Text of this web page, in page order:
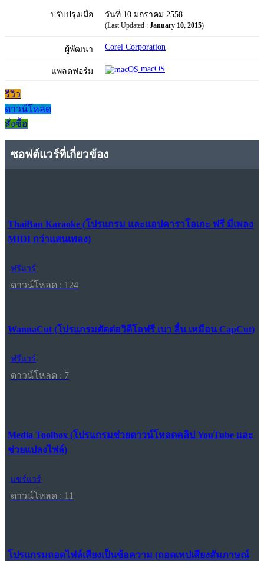
ปรับปรุงเมื่อ วันที่ 10 มกราคม 2558
(Last Updated : January 10, 2015)
ผู้พัฒนา Corel Corporation
แพลตฟอร์ม macOS
รีวิว
ดาวน์โหลด
สั่งซื้อ
ซอฟต์แวร์ที่เกี่ยวข้อง
ThaiBan Karaoke (โปรแกรม และแอปคาราโอเกะ ฟรี มีเพลง
MIDI กว่าแสนเพลง)
ฟรีแวร์
ดาวน์โหลด : 124
WannaCut (โปรแกรมตัดต่อวิดีโอฟรี เบา ลื่น เหมือน CapCut)
ฟรีแวร์
ดาวน์โหลด : 7
Media Toolbox (โปรแกรมช่วยดาวน์โหลดคลิป YouTube และ
ช่วยแปลงไฟล์)
แชร์แวร์
ดาวน์โหลด : 11
โปรแกรมถอดไฟล์เสียงเป็นข้อความ (ถอดเทปเสียงสัมภาษณ์